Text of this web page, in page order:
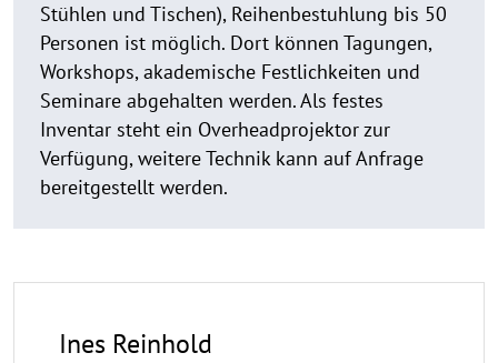
Stühlen und Tischen), Reihenbestuhlung bis 50
Personen ist möglich. Dort können Tagungen,
Workshops, akademische Festlichkeiten und
Seminare abgehalten werden. Als festes
Inventar steht ein Overheadprojektor zur
Verfügung, weitere Technik kann auf Anfrage
bereitgestellt werden.
Ines Reinhold